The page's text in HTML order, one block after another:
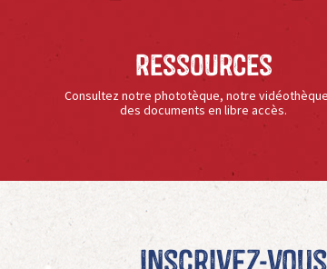
Ressources
Consultez notre phototèque, notre
des documents en libre accès.